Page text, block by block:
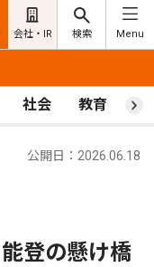
会社・IR 検索 Menu
社会 教育 ス
公開日：2026.06.18
登の懸け橋